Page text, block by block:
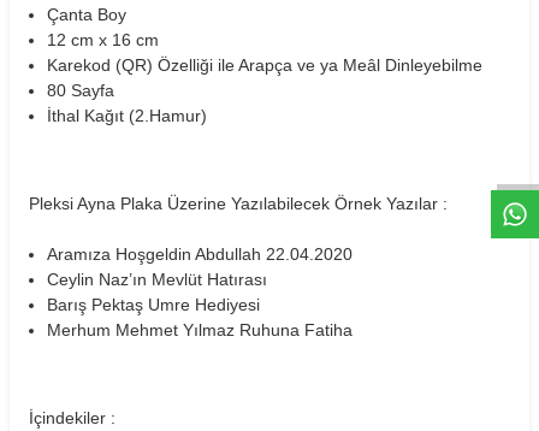
Çanta Boy
12 cm x 16 cm
Karekod (QR) Özelliği ile Arapça ve ya Meâl Dinleyebilme
80 Sayfa
İthal Kağıt (2.Hamur)
Pleksi Ayna Plaka Üzerine Yazılabilecek Örnek Yazılar :
Aramıza Hoşgeldin Abdullah 22.04.2020
Ceylin Naz’ın Mevlüt Hatırası
Barış Pektaş Umre Hediyesi
Merhum Mehmet Yılmaz Ruhuna Fatiha
İçindekiler :